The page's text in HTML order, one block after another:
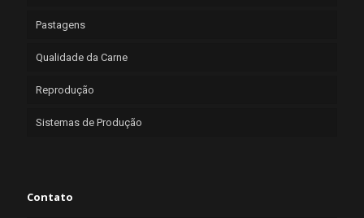
Pastagens
Qualidade da Carne
Reprodução
Sistemas de Produção
Contato